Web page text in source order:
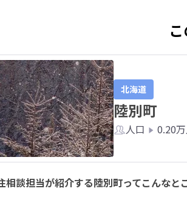
北海道
陸別町
人口 0.20
相談担当が紹介する陸別町ってこんなと